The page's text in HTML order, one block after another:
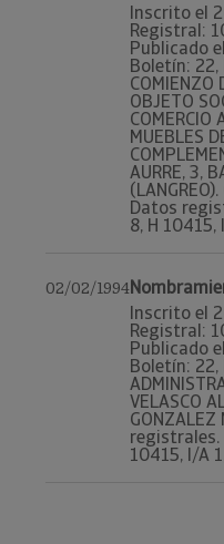
Inscrito el
Registral:
Publicado
Boletín: 22,
COMIENZO
OBJETO
COMERCIO
MUEBLES
AURRE, 3,
Datos
8, H
02/02/1994
Inscrito el
Registral:
Publicado
Boletín: 22,
VELASCO
GONZALEZ
registrales.
10415, I/A